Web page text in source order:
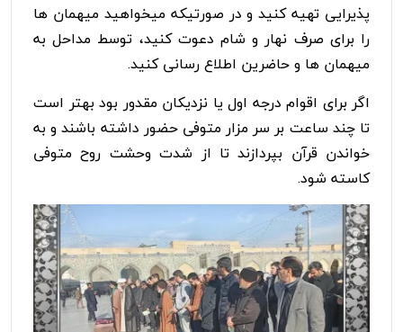
پذیرایی تهیه کنید و در صورتیکه میخواهید میهمان ها
را برای صرف نهار و شام دعوت کنید، توسط مداحل به
میهمان ها و حاضرین اطلاع رسانی کنید.
اگر برای اقوام درجه اول یا نزدیکان مقدور بود بهتر است
تا چند ساعت بر سر مزار متوفی حضور داشته باشند و به
خواندن قرآن بپردازند تا از شدت وحشت روح متوفی
کاسته شود.